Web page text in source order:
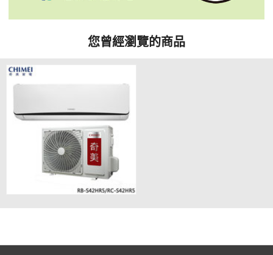
您曾經瀏覽的商品